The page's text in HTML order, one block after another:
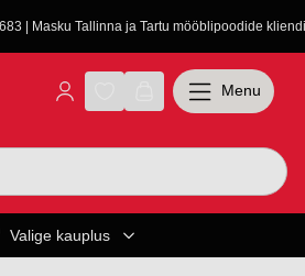
| Masku Tallinna ja Tartu mööblipoodide
Valige kauplus
Menu